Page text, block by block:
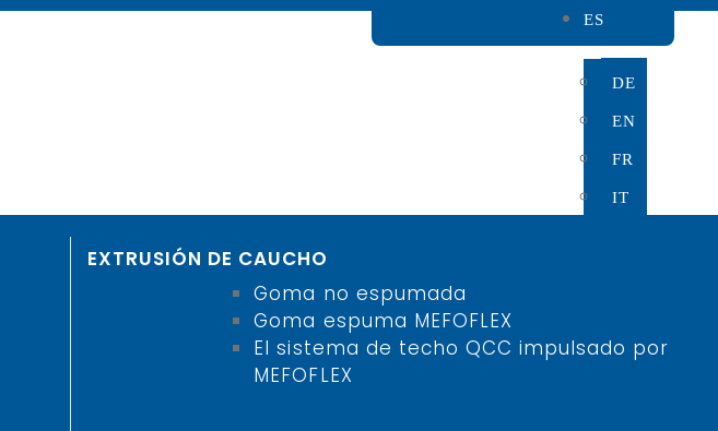
EXTRUSIÓN DE CAUCHO
Goma no espumada
Goma espuma MEFOFLEX
El sistema de techo QCC impulsado por
MEFOFLEX
ES
DE
EN
FR
IT